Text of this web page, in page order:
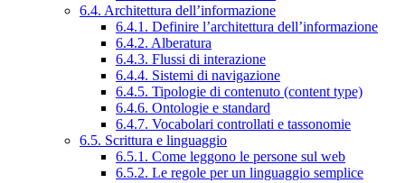
6.4. Architettura dell’informazione
6.4.1. Definire l’architettura dell’informazione
6.4.2. Alberatura
6.4.3. Flussi di interazione
6.4.4. Sistemi di navigazione
6.4.5. Tipologie di contenuto (content type)
6.4.6. Ontologie e standard
6.4.7. Vocabolari controllati e tassonomie
6.5. Scrittura e linguaggio
6.5.1. Come leggono le persone sul web
6.5.2. Le regole per un linguaggio semplice